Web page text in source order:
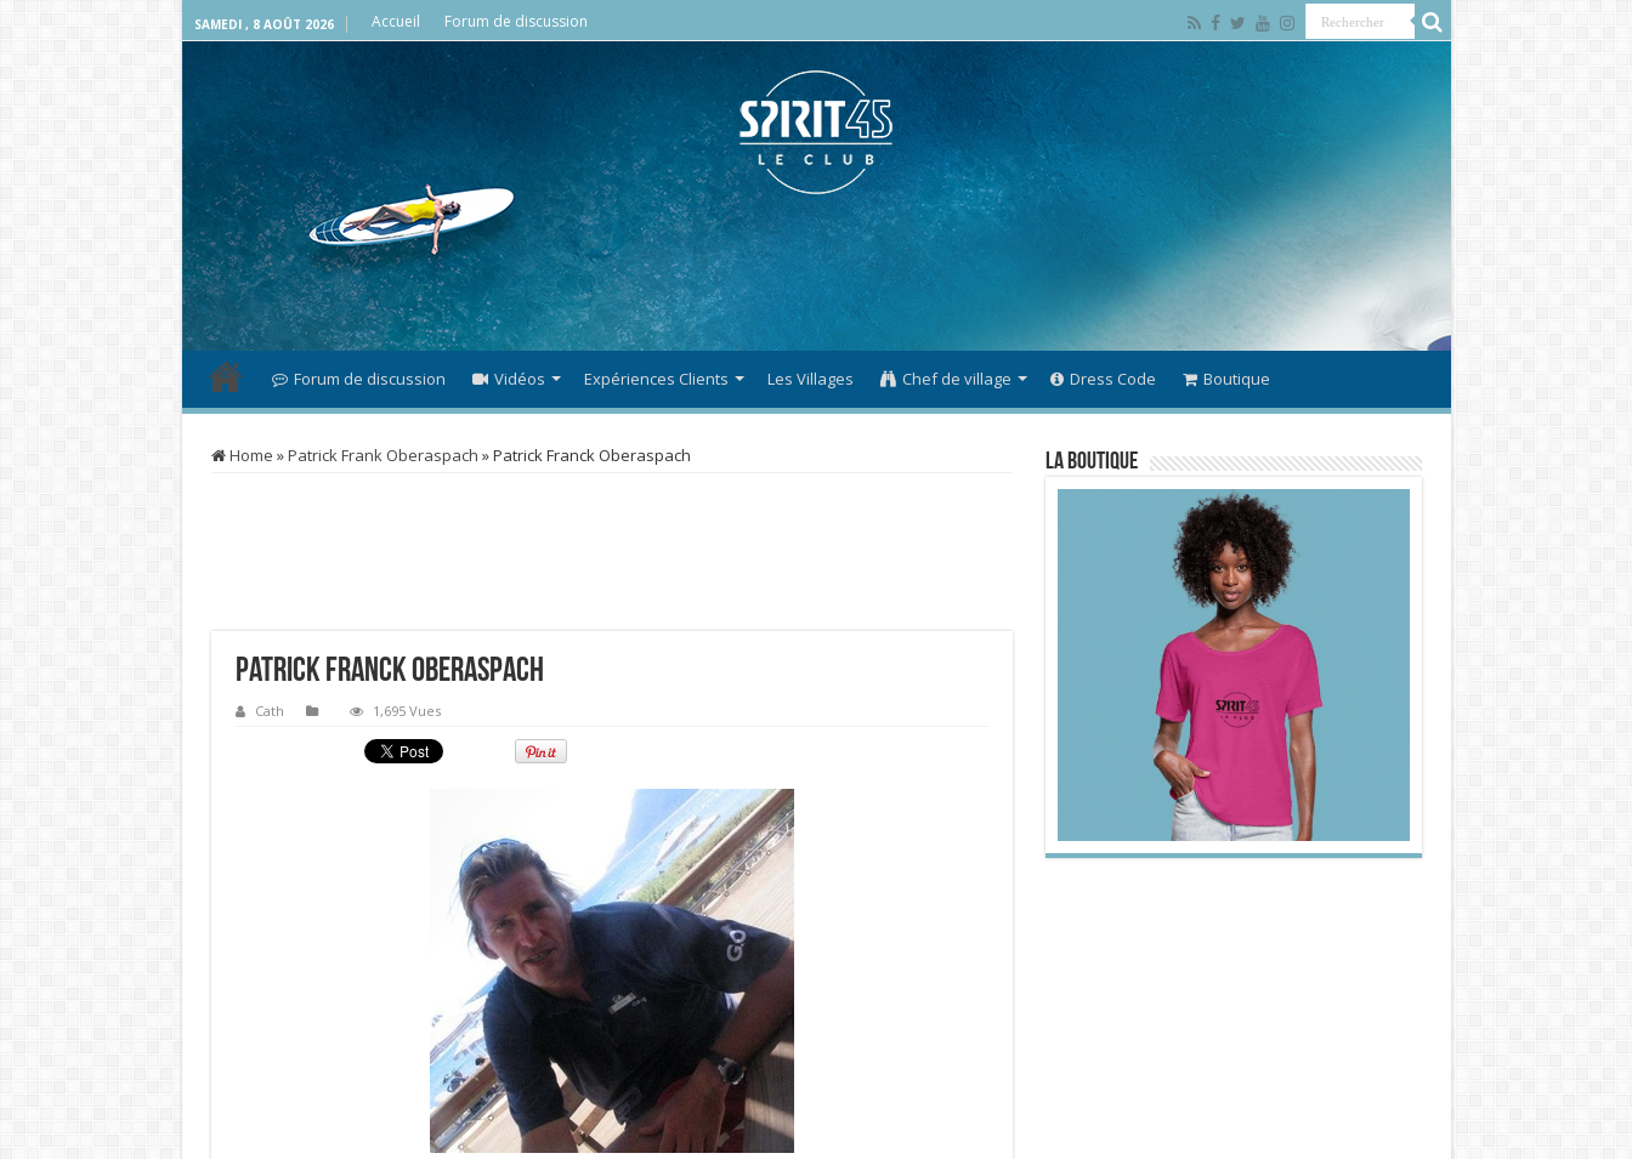
SAMEDI , 8 AOÛT 2026 Accueil Forum de discussion
Forum de discussion Vidéos Expériences Clients Les Villages Chef de village Dress Code Boutique
Home »Patrick Frank Oberaspach »Patrick Franck Oberaspach
Patrick Franck Oberaspach
Cath 1,695 Vues
La Boutique